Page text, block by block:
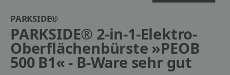
PARKSIDE®
PARKSIDE® 2-in-1-Elektro-
Oberflächenbürste »PEOB
500 B1« - B-Ware sehr gut